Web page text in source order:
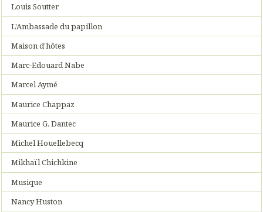
Louis Soutter
L'Ambassade du papillon
Maison d'hôtes
Marc-Edouard Nabe
Marcel Aymé
Maurice Chappaz
Maurice G. Dantec
Michel Houellebecq
Mikhaïl Chichkine
Musique
Nancy Huston